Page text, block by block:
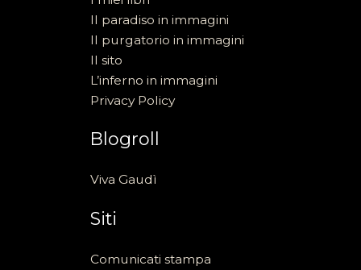
Il paradiso in immagini
Il purgatorio in immagini
Il sito
L’inferno in immagini
Privacy Policy
Blogroll
Viva Gaudì
Siti
Comunicati stampa